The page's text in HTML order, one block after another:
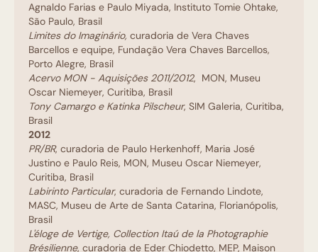
Agnaldo Farias e Paulo Miyada, Instituto Tomie Ohtake,
São Paulo, Brasil
Limites do Imaginário, curadoria de Vera Chaves
Barcellos e equipe, Fundação Vera Chaves Barcellos,
Porto Alegre, Brasil
Acervo MON - Aquisições 2011/2012, MON, Museu
Oscar Niemeyer, Curitiba, Brasil
Tony Camargo e Katinka Pilscheur, SIM Galeria, Curitiba,
Brasil
2012
PR/BR, curadoria de Paulo Herkenhoff, Maria José
Justino e Paulo Reis, MON, Museu Oscar Niemeyer,
Curitiba, Brasil
Labirinto Particular, curadoria de Fernando Lindote,
MASC, Museu de Arte de Santa Catarina, Florianópolis,
Brasil
L'éloge de Vertige, Collection Itaú de la Photographie
Brésilienne, curadoria de Eder Chiodetto, MEP, Maison